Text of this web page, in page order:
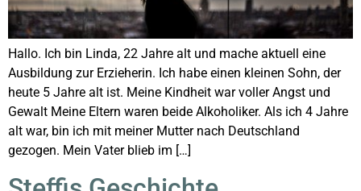
Hallo. Ich bin Linda, 22 Jahre alt und mache aktuell eine
Ausbildung zur Erzieherin. Ich habe einen kleinen Sohn, der
heute 5 Jahre alt ist. Meine Kindheit war voller Angst und
Gewalt Meine Eltern waren beide Alkoholiker. Als ich 4 Jahre
alt war, bin ich mit meiner Mutter nach Deutschland
gezogen. Mein Vater blieb im […]